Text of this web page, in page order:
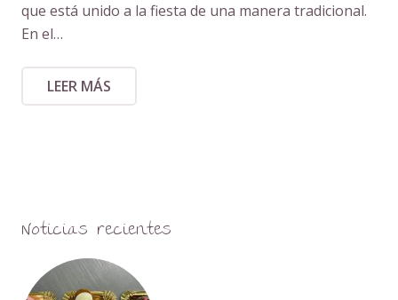
que está unido a la fiesta de una manera tradicional.
En el…
LEER MÁS
Noticias recientes